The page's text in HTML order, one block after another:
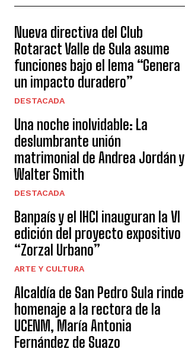
Nueva directiva del Club
Rotaract Valle de Sula asume
funciones bajo el lema “Genera
un impacto duradero”
DESTACADA
Una noche inolvidable: La
deslumbrante unión
matrimonial de Andrea Jordán y
Walter Smith
DESTACADA
Banpaís y el IHCI inauguran la VI
edición del proyecto expositivo
“Zorzal Urbano”
ARTE Y CULTURA
Alcaldía de San Pedro Sula rinde
homenaje a la rectora de la
UCENM, María Antonia
Fernández de Suazo